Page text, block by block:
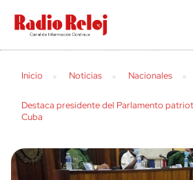
cerrar
Inicio Noticias Nacionales
Destaca presidente del Parlamento
Cuba